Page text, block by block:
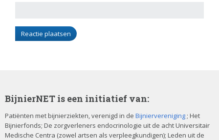
BijnierNET is een initiatief van:
Patiënten met bijnierziekten, verenigd in de Bijniervereniging ; Het
Bijnierfonds; De zorgverleners endocrinologie uit de acht Universitair
Medische Centra (zowel artsen als verpleegkundigen); Leden uit de